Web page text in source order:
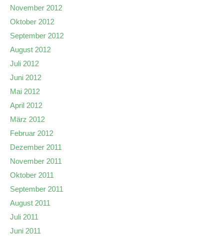
November 2012
Oktober 2012
September 2012
August 2012
Juli 2012
Juni 2012
Mai 2012
April 2012
März 2012
Februar 2012
Dezember 2011
November 2011
Oktober 2011
September 2011
August 2011
Juli 2011
Juni 2011